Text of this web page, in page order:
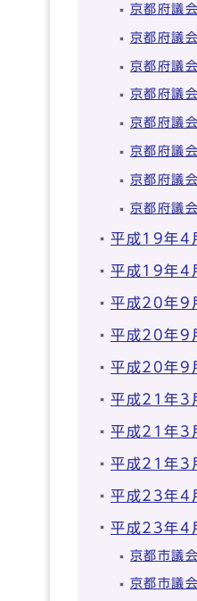
京都府議
京都府議
京都府議
京都府議
京都府議
京都府議
京都府議
京都府議
平成19年4
平成19年4
平成20年9
平成20年9
平成20年9
平成21年3
平成21年3
平成21年3
平成23年4
平成23年4
京都市議
京都市議